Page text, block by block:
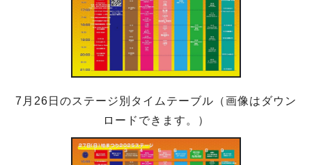
7月26日のステージ別タイムテーブル（画像はダウン
ロードできます。）